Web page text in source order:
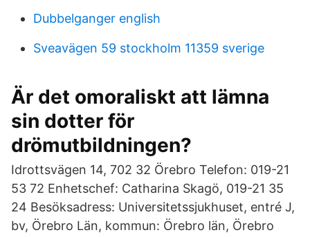
Dubbelganger english
Sveavägen 59 stockholm 11359 sverige
Är det omoraliskt att lämna
sin dotter för
drömutbildningen?
Idrottsvägen 14, 702 32 Örebro Telefon: 019-21
53 72 Enhetschef: Catharina Skagö, 019-21 35
24 Besöksadress: Universitetssjukhuset, entré J,
bv, Örebro Län, kommun: Örebro län, Örebro